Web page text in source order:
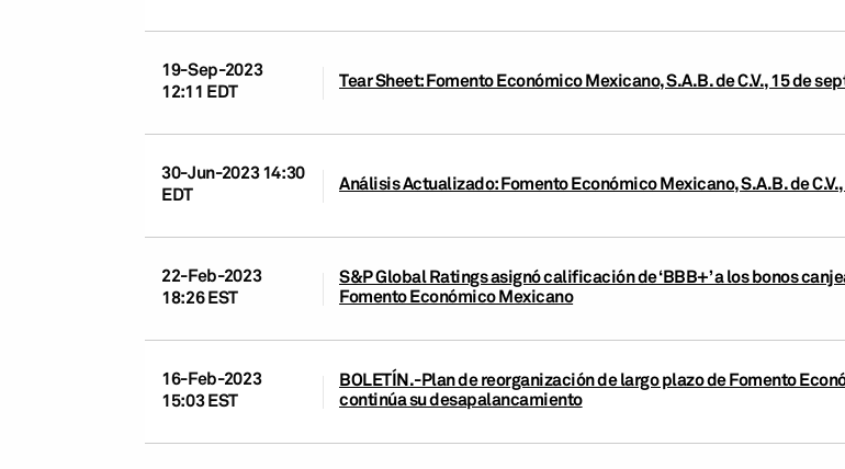
19-Sep-2023
12:11 EDT
Tear Sheet: Fomento Económico Mexicano, S.A.B. de C.V., 15 de
30-Jun-2023 14:30
EDT
Análisis Actualizado: Fomento Económico Mexicano, S.A.B. de
22-Feb-2023
18:26 EST
S&P Global Ratings asignó calificación de ‘BBB+’ a los bonos
Fomento Económico Mexicano
16-Feb-2023
15:03 EST
BOLETÍN.-Plan de reorganización de largo plazo de Fomento
continúa su desapalancamiento